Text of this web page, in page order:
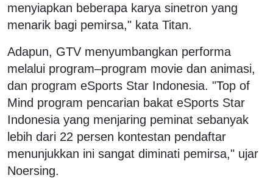
menyiapkan beberapa karya sinetron yang
menarik bagi pemirsa," kata Titan.
Adapun, GTV menyumbangkan performa
melalui program–program movie dan animasi,
dan program eSports Star Indonesia. "Top of
Mind program pencarian bakat eSports Star
Indonesia yang menjaring peminat sebanyak
lebih dari 22 persen kontestan pendaftar
menunjukkan ini sangat diminati pemirsa," ujar
Noersing.